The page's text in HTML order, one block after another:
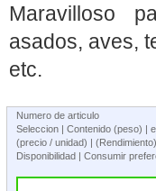
Maravilloso
asados, aves,
etc.
Numero de articulo
Seleccion | Contenido (peso) |
(precio / unidad) | (Rendimiento)
Disponibilidad | Consumir